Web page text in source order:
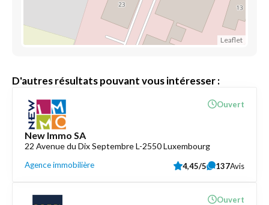
Leaflet
D'autres résultats pouvant vous intéresser :
New Immo SA
22 Avenue du Dix Septembre L-2550 Luxembourg
Agence immobilière
Ouvert
4,45/5 137Avis
Ouvert